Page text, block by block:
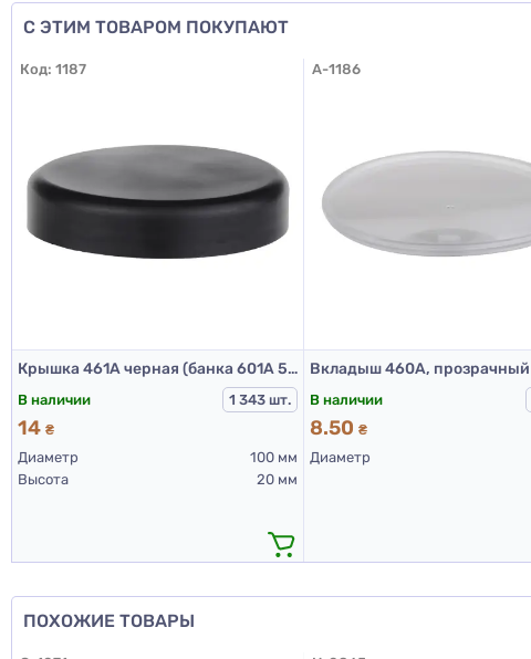
С ЭТИМ ТОВАРОМ ПОКУПАЮТ
Код: 1187
Крышка 461А черная (банка 601А 500 мл и 300 мл)
В наличии 1 343 шт.
14 ₴
Диаметр
100 мм
Высота
20 мм
A-1186
В наличии
8.50₴
Диаметр
ПОХОЖИЕ ТОВАРЫ